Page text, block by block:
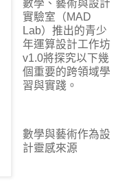
數學、藝術與設計
實驗室（MAD
Lab）推出的青少
年運算設計工作坊
v1.0將探究以下幾
個重要的跨領域學
習與實踐。
數學與藝術作為設
計靈感來源